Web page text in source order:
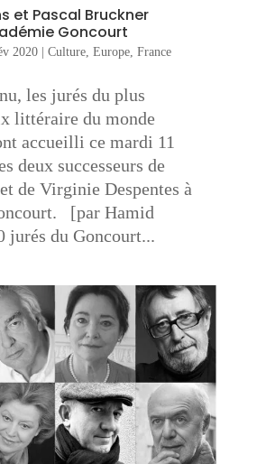
et Pascal Bruckner
Goncourt
2020| Culture, Europe, France
les jurés du plus
littéraire du monde
accueilli ce mardi 11
deux successeurs de
de Virginie Despentes à
[par Hamid
jurés du Goncourt...